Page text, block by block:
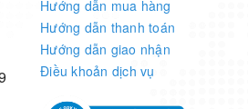
Hướng dẫn mua hàng
Hướng dẫn thanh toán
Hướng dẫn giao nhận
Điều khoản dịch vụ